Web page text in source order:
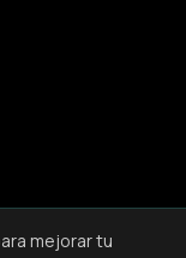
mejorar tu